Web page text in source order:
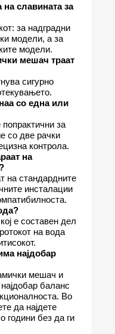
на славината за
за надградни
модели, а за
модели.
мешач траат
сигурно
со една или
за
со две рачки
контрола.
на
на стандардните
инсталации
е составен дел
на вода
најдобар
мешач и
баланс
Во
да најдете
години без да ги